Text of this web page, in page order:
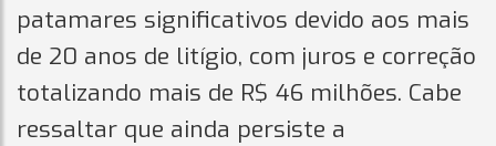
patamares significativos devido aos mais
de 20 anos de litígio, com juros e correção
totalizando mais de R$ 46 milhões. Cabe
ressaltar que ainda persiste a